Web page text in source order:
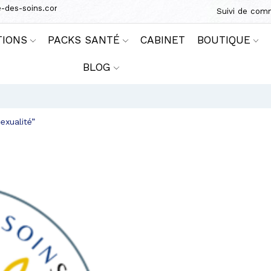
des-soins.com Suivi de
PACKS SANTÉ CABINET BOUTIQUE
BLOG